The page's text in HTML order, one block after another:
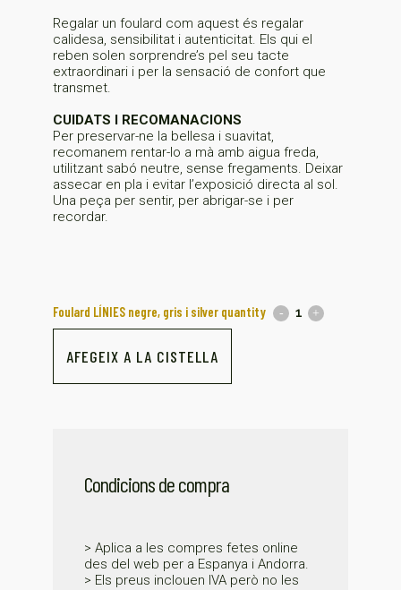
Regalar un foulard com aquest és regalar
calidesa, sensibilitat i autenticitat. Els qui el
reben solen sorprendre’s pel seu tacte
extraordinari i per la sensació de confort que
transmet.
CUIDATS I RECOMANACIONS
Per preservar-ne la bellesa i suavitat,
recomanem rentar-lo a mà amb aigua freda,
utilitzant sabó neutre, sense fregaments. Deixar
assecar en pla i evitar l’exposició directa al sol.
Una peça per sentir, per abrigar-se i per
recordar.
Foulard LÍNIES negre, gris i silver quantity
AFEGEIX A LA CISTELLA
Condicions de compra
> Aplica a les compres fetes online
des del web per a Espanya i Andorra.
> Els preus inclouen IVA però no les